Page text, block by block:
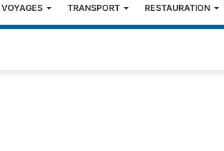
TRANSPORT RESTAURATION